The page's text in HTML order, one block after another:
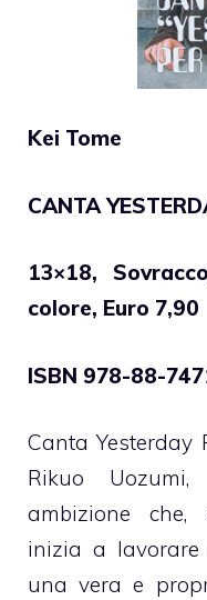
Kei Tome
CANTA
13×18,
colore, Euro 7,90
ISBN 978-88-
Canta Yesterday
Rikuo
ambizione che,
inizia a
una vera e